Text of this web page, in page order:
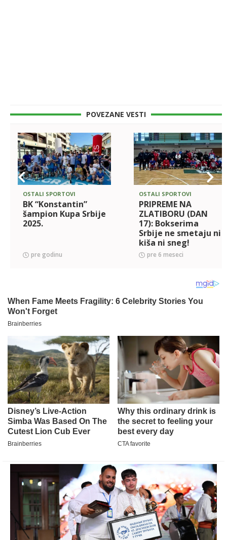
POVEZANE VESTI
OSTALI SPORTOVI
BK “Konstantin”
šampion Kupa Srbije
2025.
pre godinu
OSTALI SPORTOVI
PRIPREME NA
ZLATIBORU (DAN
17): Bokserima
Srbije ne smetaju ni
kiša ni sneg!
pre 6 meseci